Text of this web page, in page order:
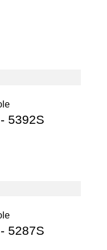
5392S
5287S